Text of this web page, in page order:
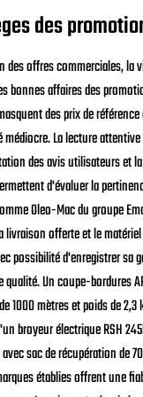
des
des offres commerciales, la
bonnes affaires des
des prix de
La lecture
des avis utilisateurs et
d'évaluer la
Oleo-Mac du groupe
livraison offerte et le
possibilité d'enregistrer sa
Un coupe-bordures
1000 mètres et poids de
broyeur électrique RSH
sac de récupération de
établies offrent une